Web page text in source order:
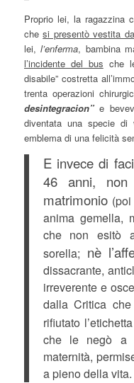
Proprio lei, la ragazzina
chesi presentò vestita
lei,l’enferma, bambina
l’incidente del bus che
disabile” costretta
trenta operazioni
desintegracion”e
diventata una specie di
emblema di una felicità
E invece di
46 anni, non
matrimonio(poi
anima gemella,
che non esitò
sorella; nè
dissacrante,
irreverente e
dalla Critica
rifiutato
che le negò a
maternità,
a pieno della vita.